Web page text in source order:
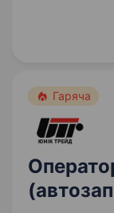
Гаряча